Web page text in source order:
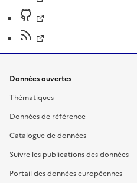
Données ouvertes
Thématiques
Données de référence
Catalogue de données
Suivre les publications des données
Portail des données européennes